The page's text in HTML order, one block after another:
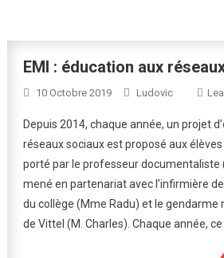
EMI : éducation aux
10 Octobre 2019 Ludovic
Depuis 2014, chaque année, un projet
réseaux sociaux est proposé aux
porté par le professeur documentaliste
mené en partenariat avec l’infirmière
du collège (Mme Radu) et le gendarme
de Vittel (M. Charles). Chaque année, ce